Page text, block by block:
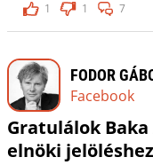
1
1 7
FODOR
Facebook
Gratulálok
elnöki